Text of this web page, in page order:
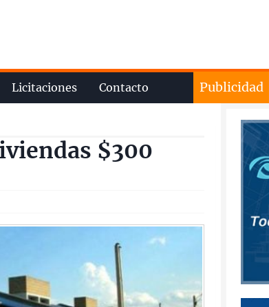
Licitaciones Contacto Publicidad
$300